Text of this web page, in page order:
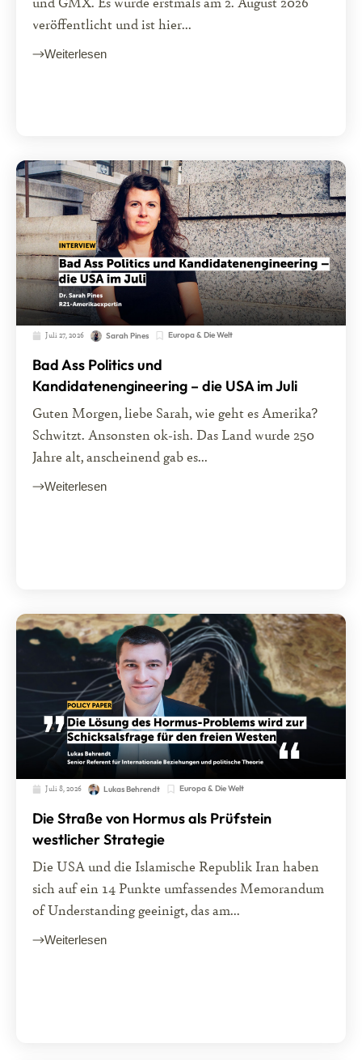
veröffentlicht und ist hier...
Weiterlesen
Juli 27, 2026 Sarah Pines Europa & Die Welt
Bad Ass Politics und
Kandidatenengineering – die USA im Juli
Guten Morgen, liebe Sarah, wie geht es Amerika?
Schwitzt. Ansonsten ok-ish. Das Land wurde 250
Jahre alt, anscheinend gab es...
Weiterlesen
Juli 8, 2026 Lukas Behrendt Europa & Die Welt
Die Straße von Hormus als Prüfstein
westlicher Strategie
Die USA und die Islamische Republik Iran haben
sich auf ein 14 Punkte umfassendes Memorandum
of Understanding geeinigt, das am...
Weiterlesen